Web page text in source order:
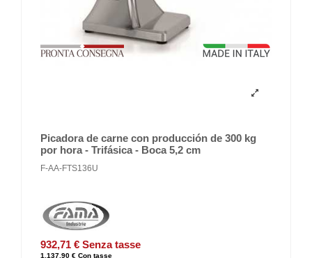
Picadora de carne con producción de 300 kg
por hora - Trifásica - Boca 5,2 cm
F-AA-FTS136U
932,71 € Senza tasse
1.137,90 € Con tasse